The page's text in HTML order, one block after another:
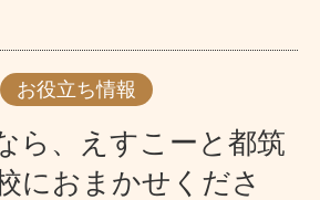
お役立ち情報
ら、えすこーと都筑
におまかせくださ